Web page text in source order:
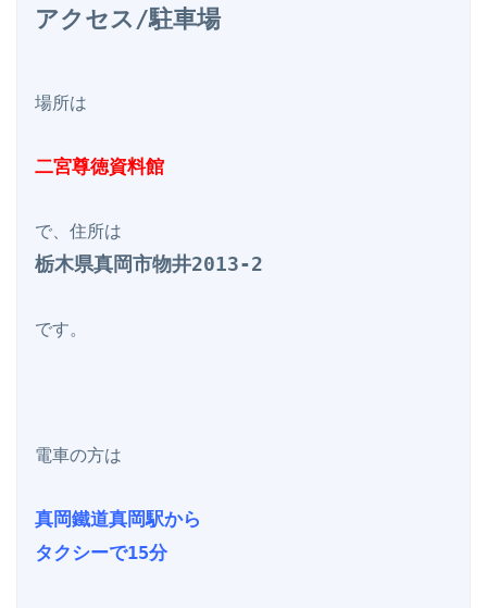
アクセス/駐車場
場所は
二宮尊徳資料館
栃木県真岡市物井2013-2
です。
電車の方は
真岡鐵道真岡駅から
タクシーで15分